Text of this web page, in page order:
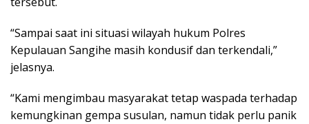
“Sampai saat ini situasi wilayah hukum Polres
Kepulauan Sangihe masih kondusif dan terkendali,”
jelasnya.
“Kami mengimbau masyarakat tetap waspada terhadap
kemungkinan gempa susulan, namun tidak perlu panik